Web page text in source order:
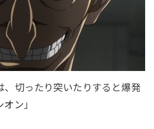
、切ったり突いたりすると爆発
ン」